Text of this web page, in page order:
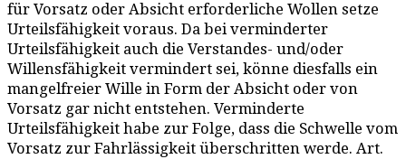
für Vorsatz oder Absicht erforderliche Wollen setze
Urteilsfähigkeit voraus. Da bei verminderter
Urteilsfähigkeit auch die Verstandes- und/oder
Willensfähigkeit vermindert sei, könne diesfalls ein
mangelfreier Wille in Form der Absicht oder von
Vorsatz gar nicht entstehen. Verminderte
Urteilsfähigkeit habe zur Folge, dass die Schwelle vom
Vorsatz zur Fahrlässigkeit überschritten werde. Art.